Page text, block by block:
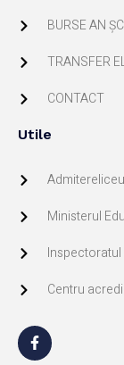
BURSE AN
TRANSFER
CONTACT
Utile
Ministerul
Centru